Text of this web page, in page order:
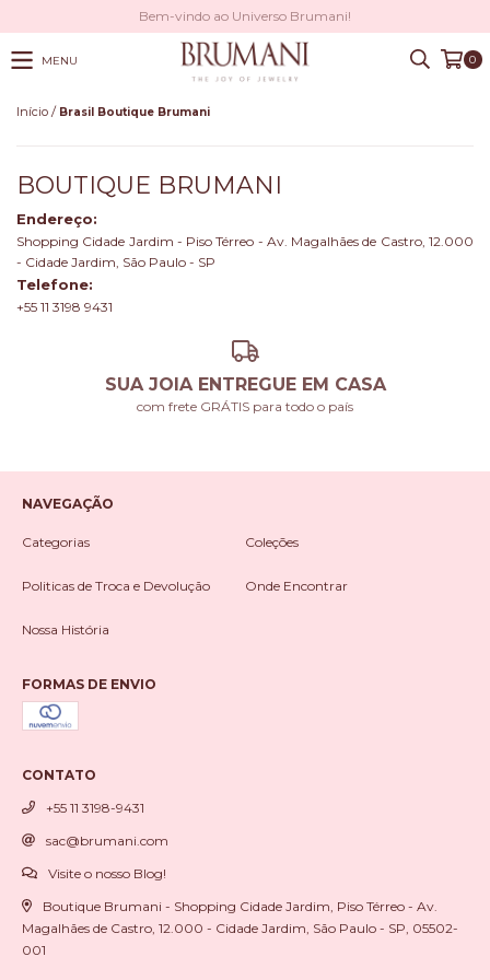
Bem-vindo ao Universo Brumani!
MENU 0
Início / Brasil Boutique Brumani
BOUTIQUE BRUMANI
Endereço:
Shopping Cidade Jardim - Piso Térreo - Av. Magalhães de Castro, 12.000
- Cidade Jardim, São Paulo - SP
Telefone:
+55 11 3198 9431
SUA JOIA ENTREGUE EM CASA
com frete GRÁTIS para todo o país
NAVEGAÇÃO
Categorias Coleções
Politicas de Troca e Devolução Onde Encontrar
Nossa História
FORMAS DE ENVIO
CONTATO
+55 11 3198-9431
sac@brumani.com
Visite o nosso Blog!
Boutique Brumani - Shopping Cidade Jardim, Piso Térreo - Av.
Magalhães de Castro, 12.000 - Cidade Jardim, São Paulo - SP, 05502-
001